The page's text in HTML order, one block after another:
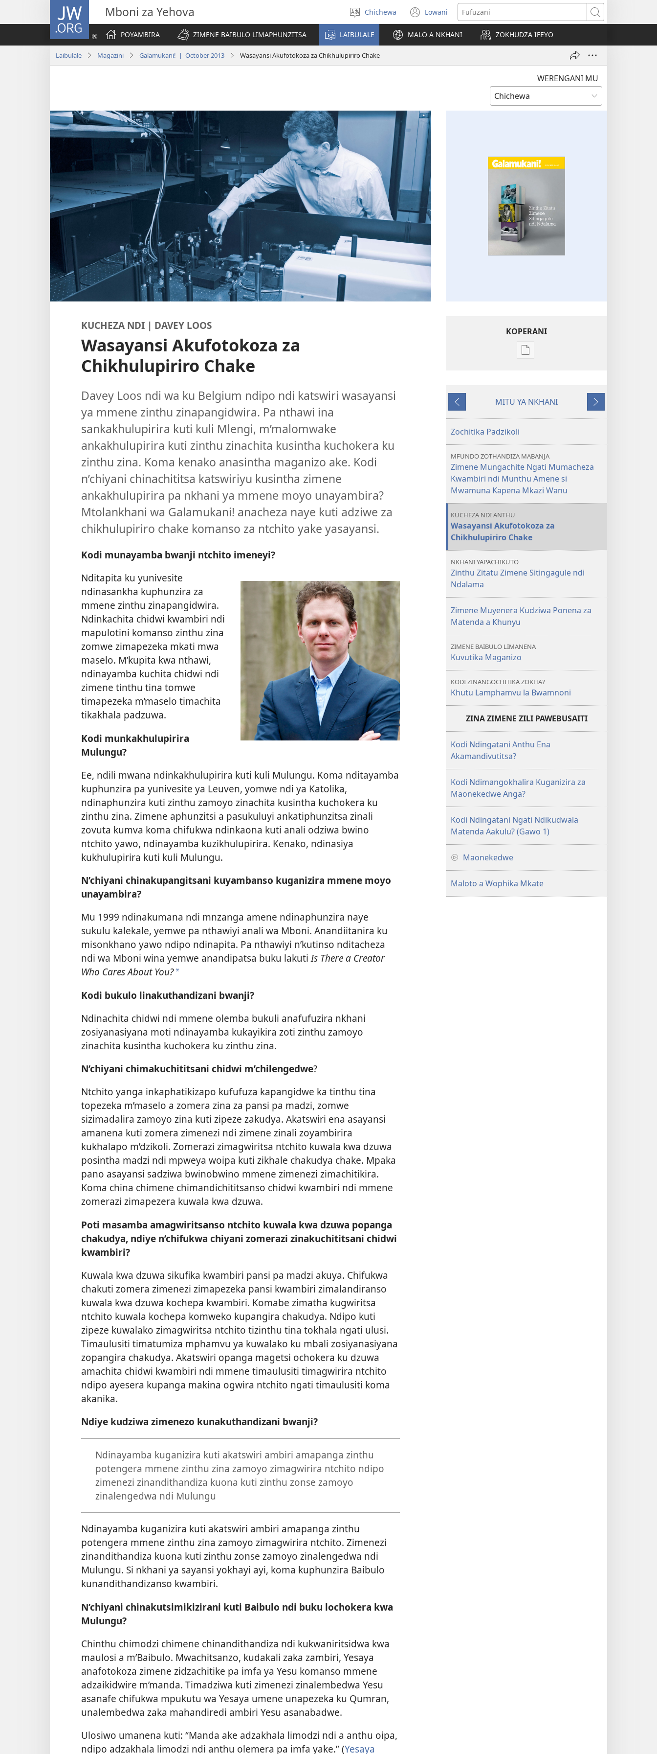
JW.ORG Mboni za Yehova
Sankhani
chinenero
Chichewa Lowani
(imatsegula
tsamba
lina)
Fufuzani
POYAMBIRA
ZIMENE BAIBULO LIMAPHUNZITSA LAIBULALE MALO A NKHANI ZOKHUDZA IFEYO
Laibulale Magazini Galamukani! | October 2013 Wasayansi Akufotokoza za Chikhulupiriro Chake
WERENGANI MU
KUCHEZA NDI | DAVEY LOOS
Wasayansi Akufotokoza za
Chikhulupiriro Chake
Davey Loos ndi wa ku Belgium ndipo ndi katswiri wasayansi
ya mmene zinthu zinapangidwira. Pa nthawi ina
sankakhulupirira kuti kuli Mlengi, m’malomwake
ankakhulupirira kuti zinthu zinachita kusintha kuchokera ku
zinthu zina. Koma kenako anasintha maganizo ake. Kodi
n’chiyani chinachititsa katswiriyu kusintha zimene
ankakhulupirira pa nkhani ya mmene moyo unayambira?
Mtolankhani wa Galamukani! anacheza naye kuti adziwe za
chikhulupiriro chake komanso za ntchito yake yasayansi.
Kodi munayamba bwanji ntchito imeneyi?
Nditapita ku yunivesite
ndinasankha kuphunzira za
mmene zinthu zinapangidwira.
Ndinkachita chidwi kwambiri ndi
mapulotini komanso zinthu zina
zomwe zimapezeka mkati mwa
maselo. M’kupita kwa nthawi,
ndinayamba kuchita chidwi ndi
zimene tinthu tina tomwe
timapezeka m’maselo timachita
tikakhala padzuwa.
Kodi munkakhulupirira
Mulungu?
Ee, ndili mwana ndinkakhulupirira kuti kuli Mulungu. Koma nditayamba
kuphunzira pa yunivesite ya Leuven, yomwe ndi ya Katolika,
ndinaphunzira kuti zinthu zamoyo zinachita kusintha kuchokera ku
zinthu zina. Zimene aphunzitsi a pasukuluyi ankatiphunzitsa zinali
zovuta kumva koma chifukwa ndinkaona kuti anali odziwa bwino
ntchito yawo, ndinayamba kuzikhulupirira. Kenako, ndinasiya
kukhulupirira kuti kuli Mulungu.
N’chiyani chinakupangitsani kuyambanso kuganizira mmene moyo
unayambira?
Mu 1999 ndinakumana ndi mnzanga amene ndinaphunzira naye
sukulu kalekale, yemwe pa nthawiyi anali wa Mboni. Anandiitanira ku
misonkhano yawo ndipo ndinapita. Pa nthawiyi n’kutinso nditacheza
ndi wa Mboni wina yemwe anandipatsa buku lakutiIs There a Creator
Who Cares About You?*
Kodi bukulo linakuthandizani bwanji?
Ndinachita chidwi ndi mmene olemba bukuli anafufuzira nkhani
zosiyanasiyana moti ndinayamba kukayikira zoti zinthu zamoyo
zinachita kusintha kuchokera ku zinthu zina.
N’chiyani chimakuchititsani chidwi m’chilengedwe?
Ntchito yanga inkaphatikizapo kufufuza kapangidwe ka tinthu tina
topezeka m’maselo a zomera zina za pansi pa madzi, zomwe
sizimadalira zamoyo zina kuti zipeze zakudya. Akatswiri ena asayansi
amanena kuti zomera zimenezi ndi zimene zinali zoyambirira
kukhalapo m’dzikoli. Zomerazi zimagwiritsa ntchito kuwala kwa dzuwa
posintha madzi ndi mpweya woipa kuti zikhale chakudya chake. Mpaka
pano asayansi sadziwa bwinobwino mmene zimenezi zimachitikira.
Koma china chimene chimandichititsanso chidwi kwambiri ndi mmene
zomerazi zimapezera kuwala kwa dzuwa.
Poti masamba amagwiritsanso ntchito kuwala kwa dzuwa popanga
chakudya, ndiye n’chifukwa chiyani zomerazi zinakuchititsani chidwi
kwambiri?
Kuwala kwa dzuwa sikufika kwambiri pansi pa madzi akuya. Chifukwa
chakuti zomera zimenezi zimapezeka pansi kwambiri zimalandiranso
kuwala kwa dzuwa kochepa kwambiri. Komabe zimatha kugwiritsa
ntchito kuwala kochepa komweko kupangira chakudya. Ndipo kuti
zipeze kuwalako zimagwiritsa ntchito tizinthu tina tokhala ngati ulusi.
Timaulusiti timatumiza mphamvu ya kuwalako ku mbali zosiyanasiyana
zopangira chakudya. Akatswiri opanga magetsi ochokera ku dzuwa
amachita chidwi kwambiri ndi mmene timaulusiti timagwirira ntchito
ndipo ayesera kupanga makina ogwira ntchito ngati timaulusiti koma
akanika.
Ndiye kudziwa zimenezo kunakuthandizani bwanji?
Ndinayamba kuganizira kuti akatswiri ambiri amapanga zinthu
potengera mmene zinthu zina zamoyo zimagwirira ntchito ndipo
zimenezi zinandithandiza kuona kuti zinthu zonse zamoyo
zinalengedwa ndi Mulungu
Ndinayamba kuganizira kuti akatswiri ambiri amapanga zinthu
potengera mmene zinthu zina zamoyo zimagwirira ntchito. Zimenezi
zinandithandiza kuona kuti zinthu zonse zamoyo zinalengedwa ndi
Mulungu. Si nkhani ya sayansi yokhayi ayi, koma kuphunzira Baibulo
kunandithandizanso kwambiri.
N’chiyani chinakutsimikizirani kuti Baibulo ndi buku lochokera kwa
Mulungu?
Chinthu chimodzi chimene chinandithandiza ndi kukwaniritsidwa kwa
maulosi a m’Baibulo. Mwachitsanzo, kudakali zaka zambiri, Yesaya
anafotokoza zimene zidzachitike pa imfa ya Yesu komanso mmene
adzaikidwire m’manda. Timadziwa kuti zimenezi zinalembedwa Yesu
asanafe chifukwa mpukutu wa Yesaya umene unapezeka ku Qumran,
unalembedwa zaka mahandiredi ambiri Yesu asanabadwe.
Ulosiwo umanena kuti: “Manda ake adzakhala limodzi ndi a anthu oipa,
ndipo adzakhala limodzi ndi anthu olemera pa imfa yake.” (Yesaya
KOPERANI
Pangani
Zinthu
Zimene
Sitingagule
ndi
Ndalama
Yam'mbuyo
MITU YA NKHANI
Yotsatira
Zochitika Padzikoli
MFUNDO ZOTHANDIZA MABANJA
Zimene Mungachite Ngati Mumacheza
Kwambiri ndi Munthu Amene si
Mwamuna Kapena Mkazi Wanu
KUCHEZA NDI ANTHU
Wasayansi Akufotokoza za
Chikhulupiriro Chake
NKHANI YAPACHIKUTO
Zinthu Zitatu Zimene Sitingagule ndi
Ndalama
Zimene Muyenera Kudziwa Ponena za
Matenda a Khunyu
ZIMENE BAIBULO LIMANENA
Kuvutika Maganizo
KODI ZINANGOCHITIKA ZOKHA?
Khutu Lamphamvu la Bwamnoni
ZINA ZIMENE ZILI PAWEBUSAITI
Kodi Ndingatani Anthu Ena
Akamandivutitsa?
Kodi Ndimangokhalira Kuganizira za
Maonekedwe Anga?
Kodi Ndingatani Ngati Ndikudwala
Matenda Aakulu? (Gawo 1)
Maonekedwe
Maloto a Wophika Mkate